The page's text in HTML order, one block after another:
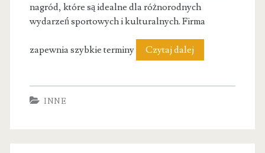
nagród, które są idealne dla różnorodnych
wydarzeń sportowych i kulturalnych. Firma
zapewnia szybkie terminy Czytaj dalejTrofea
INNE